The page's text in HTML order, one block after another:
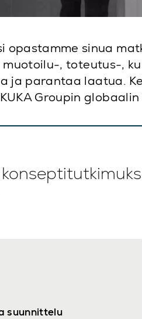
opastamme sinua
muotoilu-, toteutus-,
ja parantaa laatua.
Groupin
suunnittelu